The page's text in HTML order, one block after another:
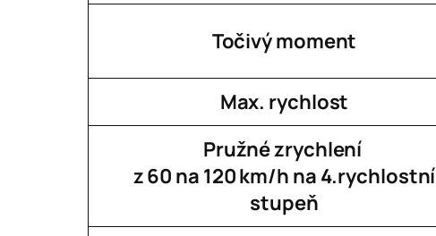
Točivý moment
Max. rychlost
Pružné zrychlení
z 60 na 120 km/h na 4.rychlostní
stupeň